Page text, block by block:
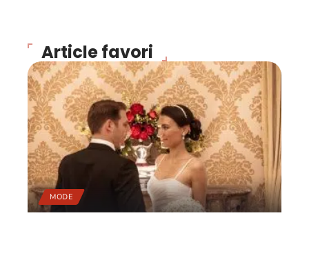
Article favori
MODE
5 conseils pour ne pas